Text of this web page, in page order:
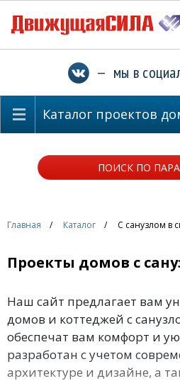
— мы в
Каталог проектов
ПОИСК ПО
Главная Каталог С санузлом в
Проекты домов с
Наш сайт предлагает вам
домов и коттеджей с
обеспечат вам комфорт и
разработан с учетом
архитектуре и дизайне, а